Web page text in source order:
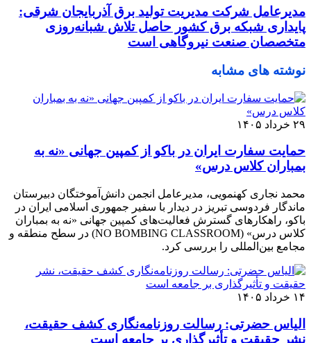
مدیرعامل شرکت مدیریت تولید برق آذربایجان شرقی:
پایداری شبکه برق کشور حاصل تلاش شبانه‌روزی
متخصصان صنعت نیروگاهی است
نوشته های مشابه
۲۹ خرداد ۱۴۰۵
حمایت سفارت ایران در باکو از کمپین جهانی «نه به
بمباران کلاس درس»
محمد نجاری کهنمویی، مدیرعامل انجمن دانش‌آموختگان دبیرستان
ماندگار فردوسی تبریز در دیدار با سفیر جمهوری اسلامی ایران در
باکو، راهکارهای گسترش فعالیت‌های کمپین جهانی «نه به بمباران
کلاس درس» (NO BOMBING CLASSROOM) در سطح منطقه و
مجامع بین‌المللی را بررسی کرد.
۱۴ خرداد ۱۴۰۵
الیاس حضرتی: رسالت روزنامه‌نگاری کشف حقیقت،
نشر حقیقت و تأثیرگذاری بر جامعه است